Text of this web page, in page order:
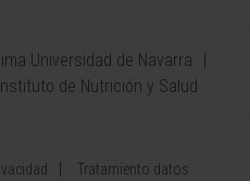
Universidad de Navarra
Instituto de Nutrición y Salud
Tratamiento datos